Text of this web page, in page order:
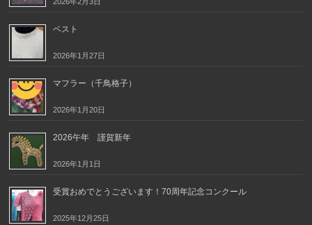
ベスト
2026年1月27日
マフラー（千鳥格子）
2026年1月20日
2026午年 謹賀新年
2026年1月1日
受賞おめでとうございます！70周年記念コンクール
2025年12月25日